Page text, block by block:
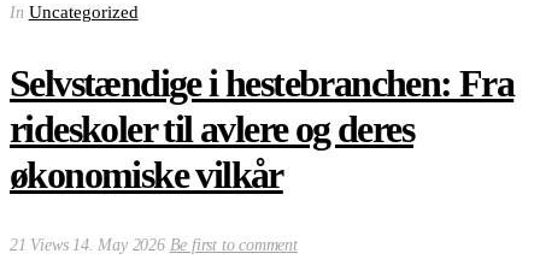
In Uncategorized
Selvstændige i hestebranchen: Fra
rideskoler til avlere og deres
økonomiske vilkår
21 Views 14. May 2026 Be first to comment